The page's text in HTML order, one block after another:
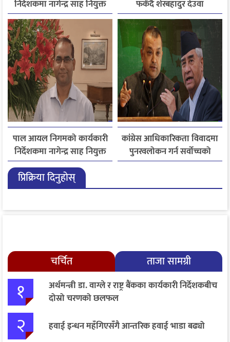
निर्देशकमा नागेन्द्र साह नियुक्त फर्कँदै शेरबहादुर देउवा
पाल आयल निगमको कार्यकारी
निर्देशकमा नागेन्द्र साह नियुक्त
कांग्रेस आधिकारिकता विवादमा
पुनरवलोकन गर्न सर्वोच्चको
अनुमति
प्रिक्रिया दिनुहोस्
चर्चित ताजा सामग्री
१
अर्थमन्त्री डा. वाग्ले र राष्ट्र बैंकका कार्यकारी निर्देशकबीच
दोस्रो चरणको छलफल
२ हवाई इन्धन महँगिएसँगै आन्तरिक हवाई भाडा बढ्यो